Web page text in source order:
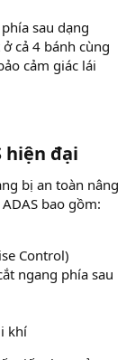
sau dạng
cả 4 bánh cùng
cảm giác lái
hiện đại
bị an toàn nâng
bao gồm:
Control)
ngang phía sau
khí